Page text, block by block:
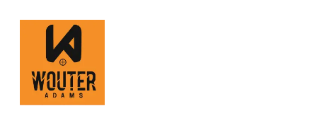
inhoud